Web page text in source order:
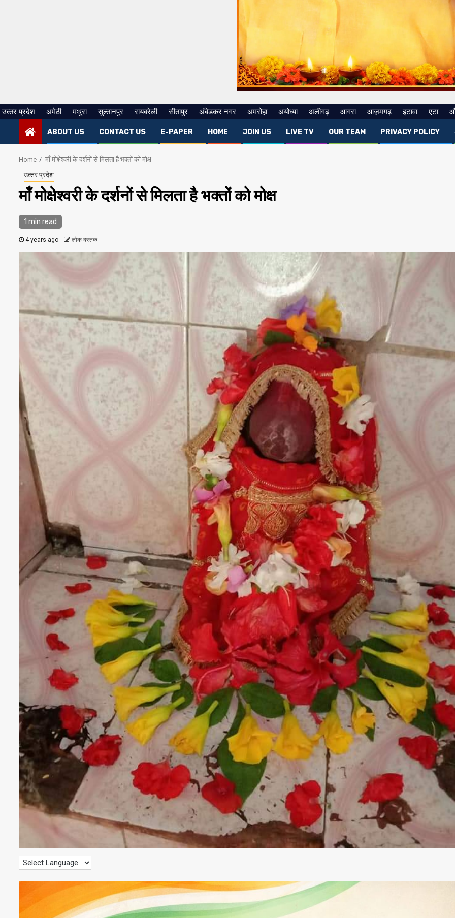
उत्‍तर प्रदेश अमेठी मथुरा सुल्तानपुर रायबरेली सीतापुर अंबेडकर नगर अमरोहा अयोध्या अलीगढ़ आगरा आज़मगढ़ इटावा एटा
ABOUT US CONTACT US E-PAPER HOME JOIN US LIVE TV OUR TEAM PRIVACY POLICY
Home माँ मोक्षेश्वरी के दर्शनों से मिलता है भक्तों को मोक्ष
उत्‍तर प्रदेश
माँ मोक्षेश्वरी के दर्शनों से मिलता है भक्तों को मोक्ष
1 min read
4 years ago लोक दस्तक